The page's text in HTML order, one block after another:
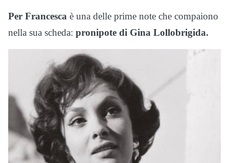
Per Francesca è una delle prime note che compaiono
nella sua scheda: pronipote di Gina Lollobrigida.